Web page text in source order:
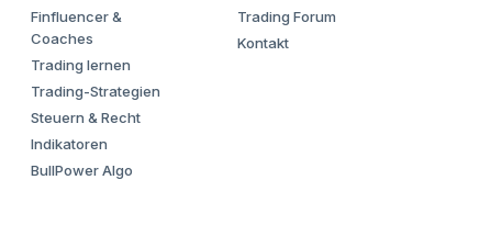
Finfluencer &
Coaches
Trading lernen
Trading-Strategien
Steuern & Recht
Indikatoren
BullPower Algo
Trading Forum
Kontakt